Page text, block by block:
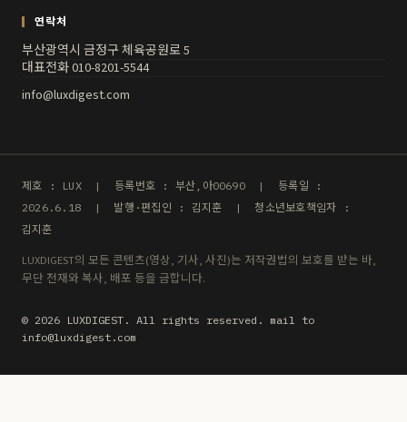
연락처
부산광역시 금정구 체육공원로 5
대표전화 010-8201-5544
info@luxdigest.com
제호 : LUX | 등록번호 : 부산,아00690 | 등록일 :
2026.6.18 | 발행·편집인 : 김지훈 | 청소년보호책임자 :
김지훈
LUXDIGEST의 모든 콘텐츠(영상, 기사, 사진)는 저작권법의 보호를 받는 바,
무단 전재와 복사, 배포 등을 금합니다.
© 2026 LUXDIGEST. All rights reserved. mail to
info@luxdigest.com